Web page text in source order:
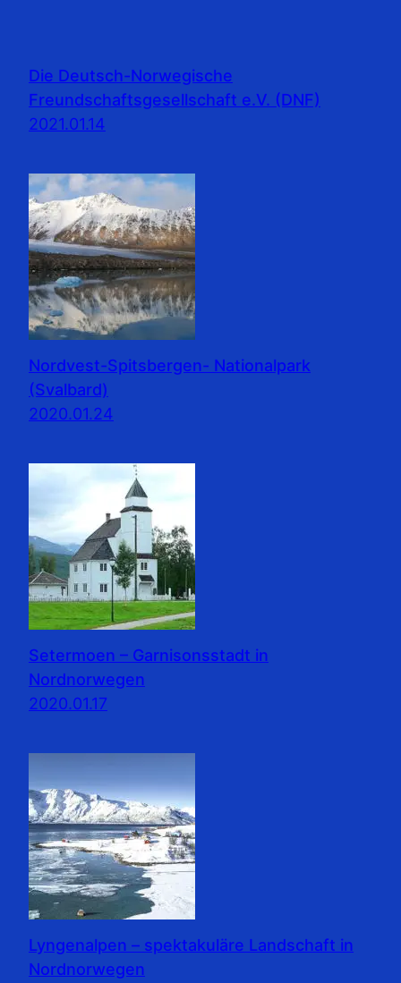
Die Deutsch-Norwegische
Freundschaftsgesellschaft e.V. (DNF)
2021.01.14
Nordvest-Spitsbergen- Nationalpark
(Svalbard)
2020.01.24
Setermoen – Garnisonsstadt in
Nordnorwegen
2020.01.17
Lyngenalpen – spektakuläre Landschaft in
Nordnorwegen